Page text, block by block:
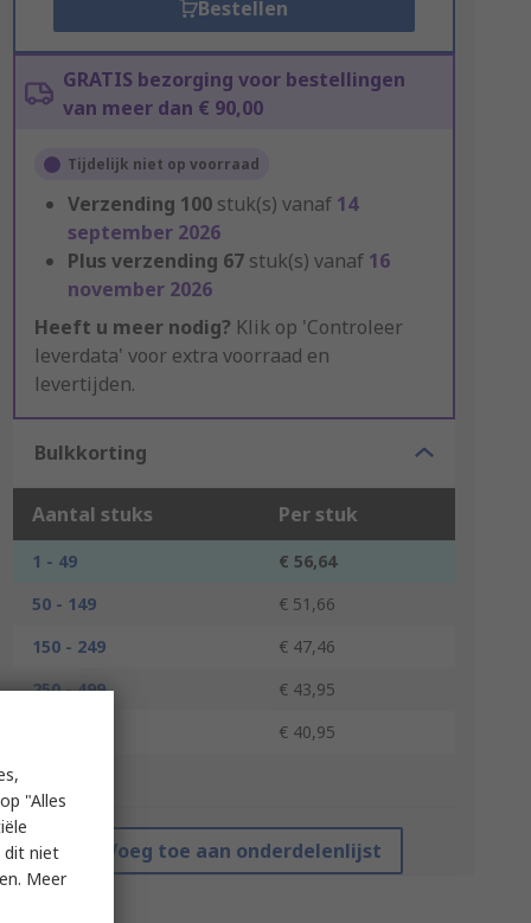
Bestellen
GRATIS bezorging voor bestellingen
van meer dan € 90,00
Tijdelijk niet op voorraad
Verzending 100 stuk(s) vanaf 14
september 2026
Plus verzending 67 stuk(s) vanaf 16
november 2026
Heeft u meer nodig? Klik op 'Controleer
leverdata' voor extra voorraad en
levertijden.
Bulkkorting
Aantal stuks Per stuk
1 - 49
€ 56,64
50 - 149
€ 51,66
150 - 249
€ 47,46
250 - 499
€ 43,95
€ 40,95
*prijsindicatie
Voeg toe aan onderdelenlijst
"Alles
dit niet
Meer